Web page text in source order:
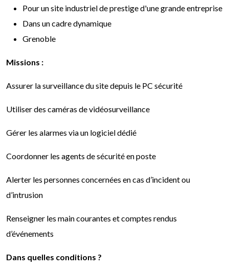
Pour un site industriel de prestige d'une grande entreprise
Dans un cadre dynamique
Grenoble
Missions :
Assurer la surveillance du site depuis le PC sécurité
Utiliser des caméras de vidéosurveillance
Gérer les alarmes via un logiciel dédié
Coordonner les agents de sécurité en poste
Alerter les personnes concernées en cas d’incident ou
d’intrusion
Renseigner les main courantes et comptes rendus
d’événements
Dans quelles conditions ?